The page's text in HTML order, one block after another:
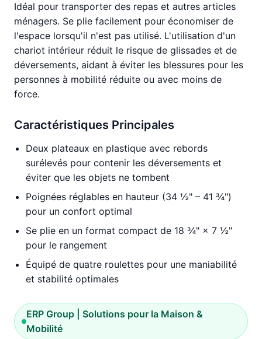
Idéal pour transporter des repas et autres articles
ménagers. Se plie facilement pour économiser de
l'espace lorsqu'il n'est pas utilisé. L'utilisation d'un
chariot intérieur réduit le risque de glissades et de
déversements, aidant à éviter les blessures pour les
personnes à mobilité réduite ou avec moins de
force.
Caractéristiques Principales
Deux plateaux en plastique avec rebords
surélevés pour contenir les déversements et
éviter que les objets ne tombent
Poignées réglables en hauteur (34 ½" – 41 ¾")
pour un confort optimal
Se plie en un format compact de 18 ¾" × 7 ½"
pour le rangement
Équipé de quatre roulettes pour une maniabilité
et stabilité optimales
ERP Group | Solutions pour la Maison &
Mobilité